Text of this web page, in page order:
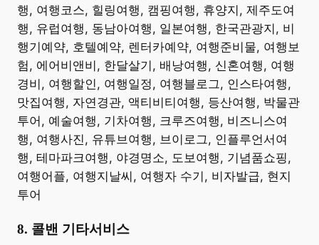
행, 여행코스, 힐링여행, 캠핑여행, 휴양지, 제주도여
행, 유럽여행, 동남아여행, 일본여행, 한국관광지, 비
행기예약, 호텔예약, 렌터카예약, 여행준비물, 여행보
험, 에어비앤비, 한달살기, 배낭여행, 신혼여행, 여행
경비, 여행할인, 여행일정, 여행블로그, 인스타여행,
맛집여행, 자연경관, 액티비티여행, 등산여행, 박물관
투어, 예술여행, 기차여행, 크루즈여행, 비즈니스여
행, 여행사진, 유튜브여행, 브이로그, 인플루언서여
행, 테마파크여행, 야경명소, 도보여행, 기념품쇼핑,
여행어플, 여행지날씨, 여행자 수기, 비자발급, 현지
투어 ​
8. 콜밴 기타서비스